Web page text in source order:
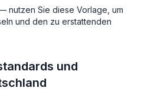
nutzen Sie diese Vorlage, um
und den zu erstattenden
und